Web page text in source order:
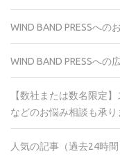
WIND BAND PRESSへの
WIND BAND PRESSへの
【数社または数名限定
などのお悩み相談も承り
人気の記事（過去24時間